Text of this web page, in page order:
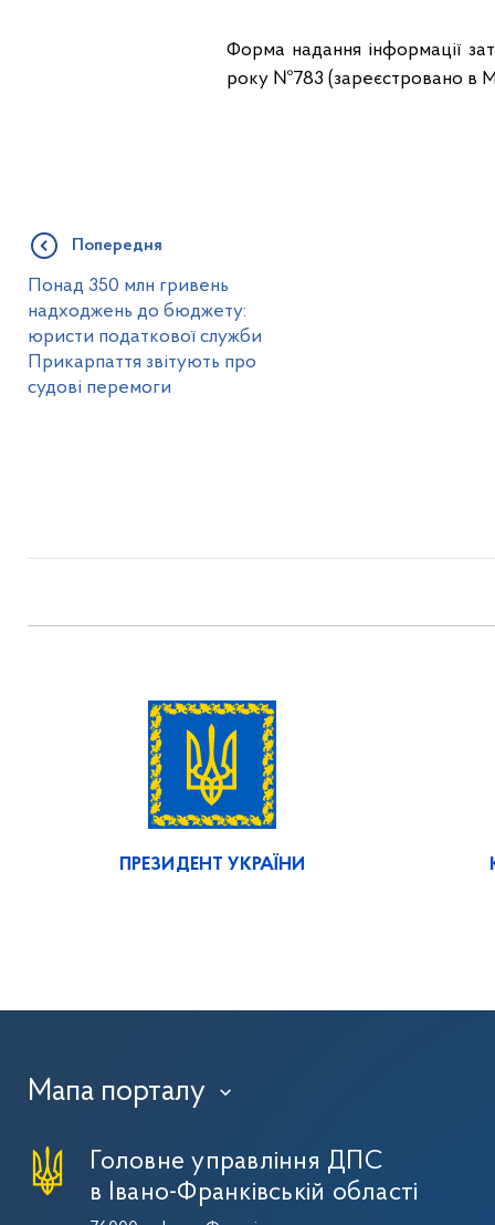
Форма надання інформації
року №783 (зареєстровано в
Попередня
Понад 350 млн гривень
надходжень до бюджету:
юристи податкової служби
Прикарпаття звітують про
судові перемоги
ПРЕЗИДЕНТ УКРАЇНИ
Мапа порталу ›
Головне управління ДПС
в Івано-Франківській області